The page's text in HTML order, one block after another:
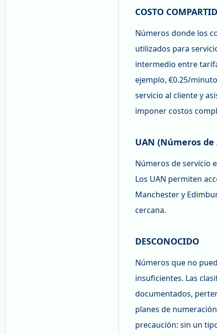
COSTO
Números donde los
utilizados para
intermedio entre
ejemplo, €0.25/
servicio al cliente y
imponer costos
UAN (Números
Números de servicio
Los UAN permiten
Manchester y
cercana.
DESCONOCIDO
Números que no
insuficientes. Las
documentados,
planes de
precaución: sin un